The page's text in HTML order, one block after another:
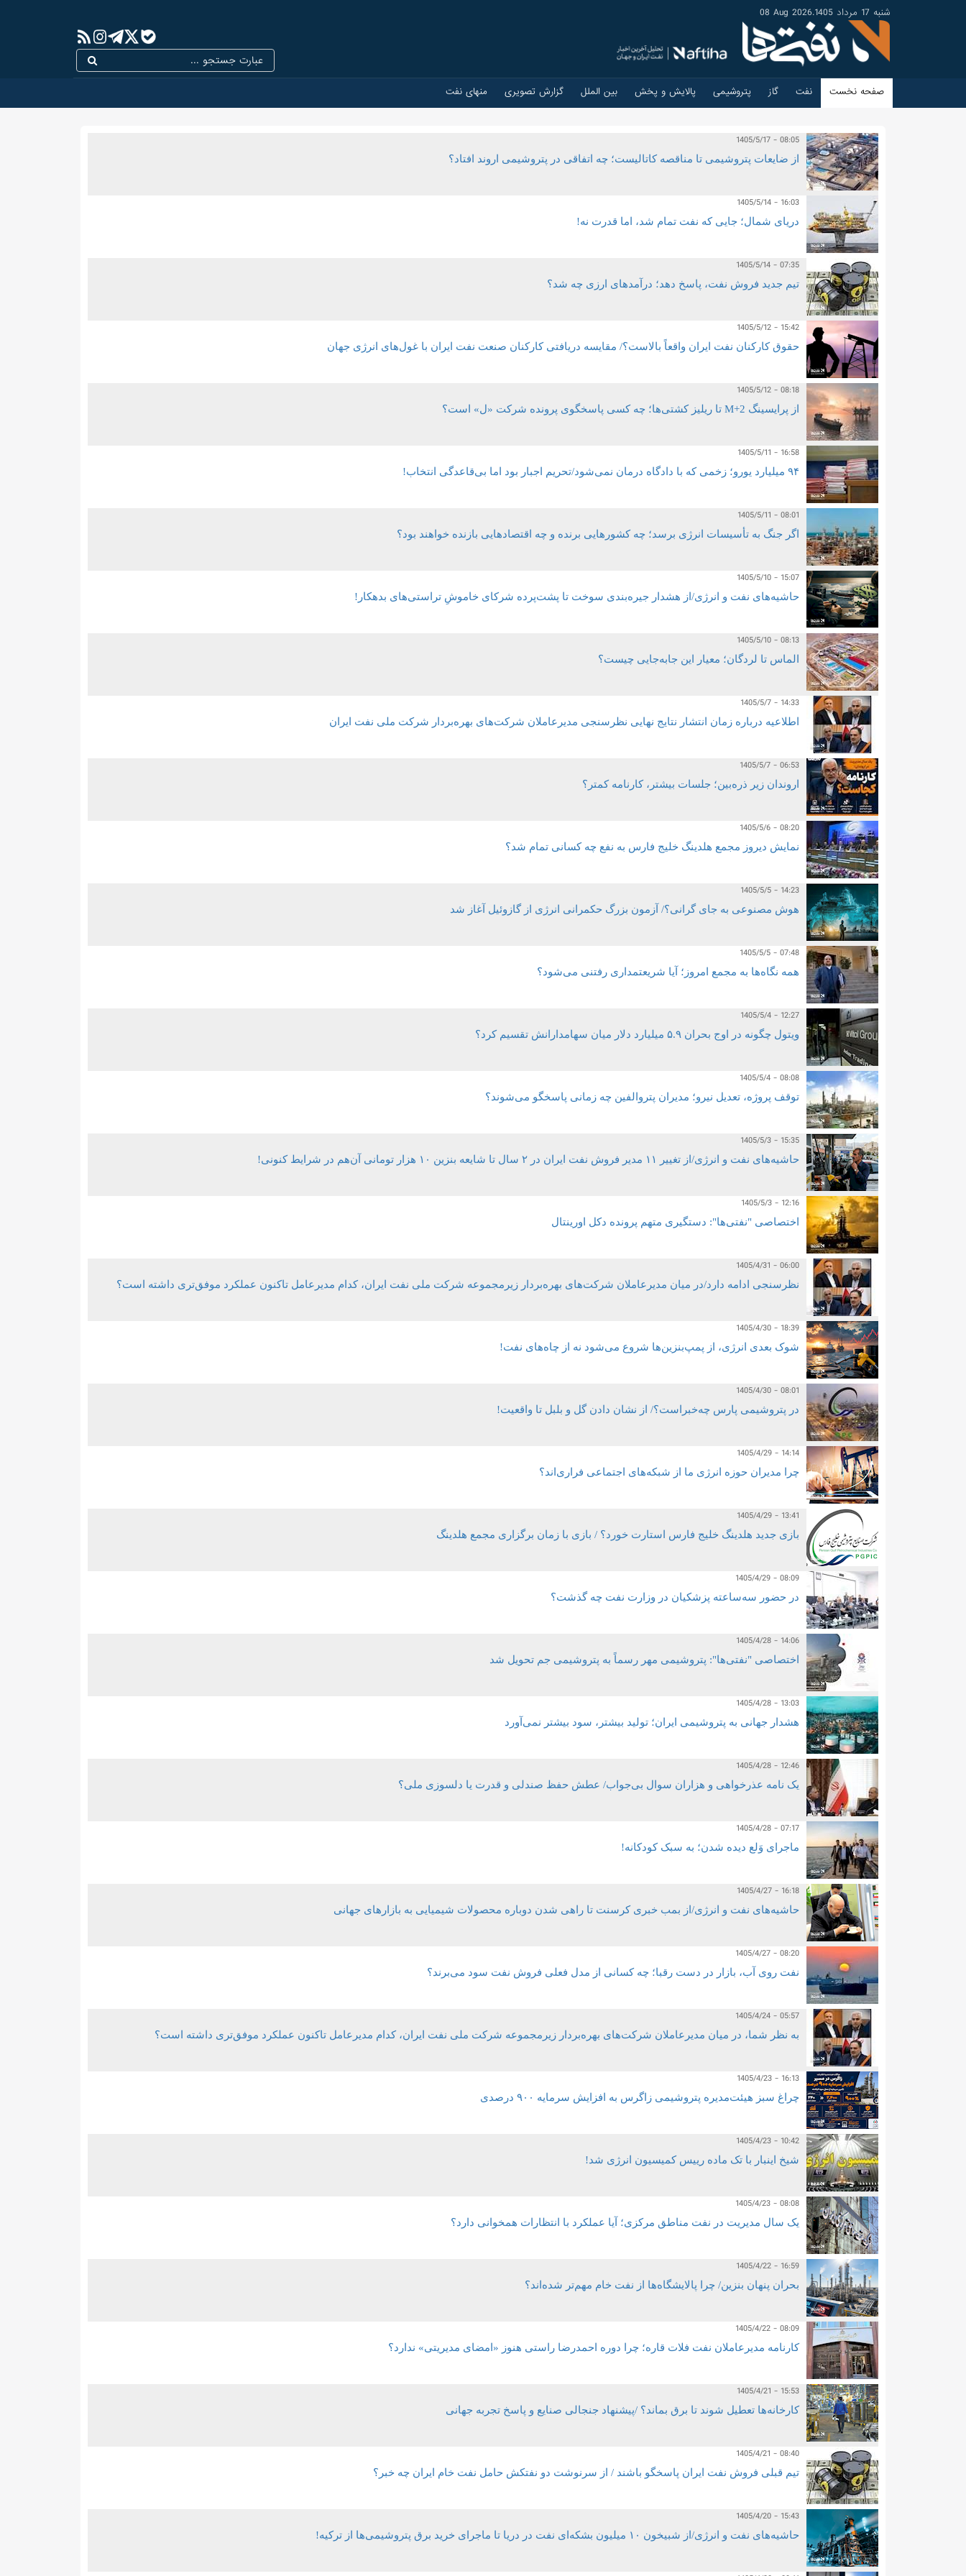
شنبه 17 مرداد 1405 .
08 Aug 2026
صفحه نخست نفت گاز پتروشیمی پالایش و پخش بین الملل گزارش تصویری منهای نفت
1405/5/17 - 08:05
از ضایعات پتروشیمی تا مناقصه کاتالیست؛ چه اتفاقی در پتروشیمی اروند افتاد؟
1405/5/14 - 16:03
دریای شمال؛ جایی که نفت تمام شد، اما قدرت نه!
1405/5/14 - 07:35
تیم جدید فروش نفت، پاسخ دهد؛ درآمدهای ارزی چه شد؟
1405/5/12 - 15:42
حقوق کارکنان نفت ایران واقعاً بالاست؟/ مقایسه دریافتی کارکنان صنعت نفت ایران با غول‌های انرژی جهان
1405/5/12 - 08:18
از پرایسینگ M+2 تا ریلیز کشتی‌ها؛ چه کسی پاسخگوی پرونده شرکت «ل» است؟
1405/5/11 - 16:58
۹۴ میلیارد یورو؛ زخمی که با دادگاه درمان نمی‌شود/تحریم اجبار بود اما بی‌قاعدگی انتخاب!
1405/5/11 - 08:01
اگر جنگ به تأسیسات انرژی برسد؛ چه کشورهایی برنده و چه اقتصادهایی بازنده خواهند بود؟
1405/5/10 - 15:07
حاشیه‌های نفت و انرژی/از هشدار جیره‌بندی سوخت تا پشت‌پرده شرکای خاموشِ تراستی‌های بدهکار!
1405/5/10 - 08:13
الماس تا لردگان؛ معیار این جابه‌جایی چیست؟
1405/5/7 - 14:33
اطلاعیه درباره زمان انتشار نتایج نهایی نظرسنجی مدیرعاملان شرکت‌های بهره‌بردار شرکت ملی نفت ایران
1405/5/7 - 06:53
اروندان زیر ذره‌بین؛ جلسات بیشتر، کارنامه کمتر؟
1405/5/6 - 08:20
نمایش دیروز مجمع هلدینگ خلیج فارس به نفع چه کسانی تمام شد؟
1405/5/5 - 14:23
هوش مصنوعی به جای گرانی؟/ آزمون بزرگ حکمرانی انرژی از گازوئیل آغاز شد
1405/5/5 - 07:48
همه نگاه‌ها به مجمع امروز؛ آیا شریعتمداری رفتنی می‌شود؟
1405/5/4 - 12:27
ویتول چگونه در اوج بحران ۵.۹ میلیارد دلار میان سهامدارانش تقسیم کرد؟
1405/5/4 - 08:08
توقف پروژه، تعدیل نیرو؛ مدیران پتروالفین چه زمانی پاسخگو می‌شوند؟
1405/5/3 - 15:35
حاشیه‌های نفت و انرژی/از تغییر ١١ مدیر فروش نفت ایران در ٢ سال تا شایعه بنزین ۱۰ هزار تومانی آن‌هم در شرایط کنونی!
1405/5/3 - 12:16
اختصاصی "نفتی‌ها": دستگیری متهم پرونده دکل اورینتال
1405/4/31 - 06:00
نظرسنجی ادامه دارد/در میان مدیرعاملان شرکت‌های بهره‌بردار زیرمجموعه شرکت ملی نفت ایران، کدام مدیرعامل تاکنون عملکرد موفق‌تری داشته است؟
1405/4/30 - 18:39
شوک بعدی انرژی، از پمپ‌بنزین‌ها شروع می‌شود نه از چاه‌های نفت!
1405/4/30 - 08:01
در پتروشیمی پارس چه‌خبراست؟/ از نشان دادن گل و بلبل تا واقعیت!
1405/4/29 - 14:14
چرا مدیران حوزه انرژی ما از شبکه‌های اجتماعی فراری‌اند؟
1405/4/29 - 13:41
بازی جدید هلدینگ خلیج فارس استارت خورد؟ / بازی با زمان برگزاری مجمع هلدینگ
1405/4/29 - 08:09
در حضور سه‌ساعته پزشکیان در وزارت نفت چه گذشت؟
1405/4/28 - 14:06
اختصاصی "نفتی‌ها": پتروشیمی مهر رسماً به پتروشیمی جم تحویل شد
1405/4/28 - 13:03
هشدار جهانی به پتروشیمی ایران؛ تولید بیشتر، سود بیشتر نمی‌آورد
1405/4/28 - 12:46
یک نامه عذرخواهی و هزاران سوال بی‌جواب/ عطش حفظ صندلی و قدرت یا دلسوزی ملی؟
1405/4/28 - 07:17
ماجرای وَلع دیده شدن؛ به سبک کودکانه!
1405/4/27 - 16:18
حاشیه‌های نفت و انرژی/از بمب خبری کرسنت تا راهی شدن دوباره محصولات شیمیایی به بازارهای جهانی
1405/4/27 - 08:20
نفت روی آب، بازار در دست رقبا؛ چه کسانی از مدل فعلی فروش نفت سود می‌برند؟
1405/4/24 - 05:57
به نظر شما، در میان مدیرعاملان شرکت‌های بهره‌بردار زیرمجموعه شرکت ملی نفت ایران، کدام مدیرعامل تاکنون عملکرد موفق‌تری داشته است؟
1405/4/23 - 16:13
چراغ سبز هیئت‌مدیره پتروشیمی زاگرس به افزایش سرمایه ۹۰۰ درصدی
1405/4/23 - 10:42
شیخ اینبار با تک ماده رییس کمیسیون انرژی شد!
1405/4/23 - 08:08
یک سال مدیریت در نفت مناطق مرکزی؛ آیا عملکرد با انتظارات همخوانی دارد؟
1405/4/22 - 16:59
بحران پنهان بنزین/ چرا پالایشگاه‌ها از نفت خام مهم‌تر شده‌اند؟
1405/4/22 - 08:09
کارنامه مدیرعاملان نفت فلات قاره؛ چرا دوره احمدرضا راستی هنوز «امضای مدیریتی» ندارد؟
1405/4/21 - 15:53
کارخانه‌ها تعطیل شوند تا برق بماند؟ /پیشنهاد جنجالی صنایع و پاسخ تجربه جهانی
1405/4/21 - 08:40
تیم قبلی فروش نفت ایران پاسخگو باشند / از سرنوشت دو نفتکش حامل نفت خام ایران چه خبر؟
1405/4/20 - 15:43
حاشیه‌های نفت و انرژی/از شبیخون ۱۰ میلیون بشکه‌ای نفت در دریا تا ماجرای خرید برق پتروشیمی‌ها از ترکیه!